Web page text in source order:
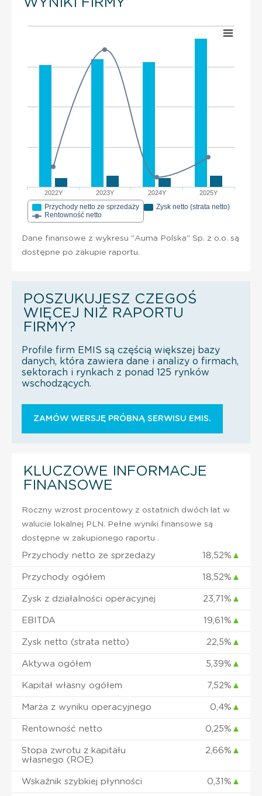
2022Y 2023Y 2024Y 2025Y
Przychody netto ze sprzedaży
Zysk netto (strata netto)
Rentowność netto
Dane finansowe z wykresu "Auma Polska" Sp. z o.o. są
dostępne po zakupie raportu.
POSZUKUJESZ CZEGOŚ
WIĘCEJ NIŻ RAPORTU
FIRMY?
Profile firm EMIS są częścią większej bazy
danych, która zawiera dane i analizy o firmach,
sektorach i rynkach z ponad 125 rynków
wschodzących.
ZAMÓW WERSJĘ PRÓBNĄ SERWISU EMIS.
KLUCZOWE INFORMACJE
FINANSOWE
Roczny wzrost procentowy z ostatnich dwóch lat w
walucie lokalnej PLN. Pełne wyniki finansowe są
dostępne w zakupionego raportu .
Przychody netto ze sprzedaży 18,52% ▲
Przychody ogółem 18,52% ▲
Zysk z działalności operacyjnej 23,71% ▲
EBITDA 19,61% ▲
Zysk netto (strata netto) 22,5% ▲
Aktywa ogółem 5,39% ▲
Kapitał własny ogółem 7,52% ▲
Marża z wyniku operacyjnego 0,4% ▲
Rentowność netto 0,25% ▲
Stopa zwrotu z kapitału
własnego (ROE)
2,66% ▲
Wskaźnik szybkiej płynności 0,31% ▲